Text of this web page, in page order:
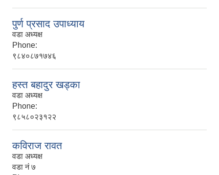
पुर्ण प्रसाद उपाध्याय
वडा अध्यक्ष
Phone:
९८४०८७१७४६
हस्त बहादुर खड्का
वडा अध्यक्ष
Phone:
९८५८०२३१२२
कविराज रावत
वडा अध्यक्ष
वडा नं ७